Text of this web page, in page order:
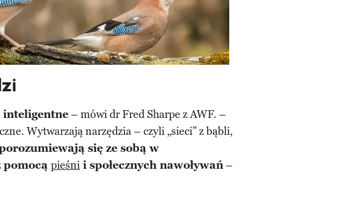
inteligentne– mówi dr Fred Sharpe z AWF. –
Wytwarzają narzędzia – czyli „sieci” z bąbli,
się ze sobą w
pomocą pieśni i społecznych nawoływań–